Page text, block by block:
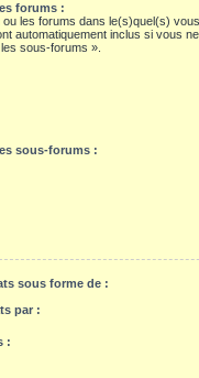
forums :
les forums dans le(s)quel(s)
automatiquement inclus si vous
sous-forums ».
sous-forums :
sous forme de :
par :
: